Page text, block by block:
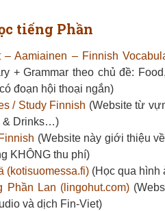
tiếng Phần
– Aamiainen – Finnish
+ Grammar theo chủ đề:
đoạn hội thoại ngắn)
/ Study Finnish (Website từ
& Drinks…)
(Website này giới thiệu
KHÔNG thu phí)
(kotisuomessa.fi) (Học qua hình
Phần Lan (lingohut.com)
và dịch Fin-Viet)